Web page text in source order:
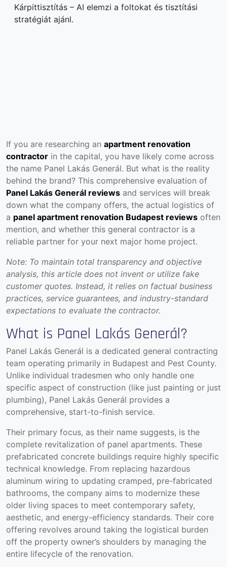
Kárpittisztítás – AI elemzi a foltokat és tisztítási
stratégiát ajánl.
If you are researching an apartment renovation
contractor in the capital, you have likely come across
the name Panel Lakás Generál. But what is the reality
behind the brand? This comprehensive evaluation of
Panel Lakás Generál reviews and services will break
down what the company offers, the actual logistics of
a panel apartment renovation Budapest reviews often
mention, and whether this general contractor is a
reliable partner for your next major home project.
Note: To maintain total transparency and objective
analysis, this article does not invent or utilize fake
customer quotes. Instead, it relies on factual business
practices, service guarantees, and industry-standard
expectations to evaluate the contractor.
What is Panel Lakás Generál?
Panel Lakás Generál is a dedicated general contracting
team operating primarily in Budapest and Pest County.
Unlike individual tradesmen who only handle one
specific aspect of construction (like just painting or just
plumbing), Panel Lakás Generál provides a
comprehensive, start-to-finish service.
Their primary focus, as their name suggests, is the
complete revitalization of panel apartments. These
prefabricated concrete buildings require highly specific
technical knowledge. From replacing hazardous
aluminum wiring to updating cramped, pre-fabricated
bathrooms, the company aims to modernize these
older living spaces to meet contemporary safety,
aesthetic, and energy-efficiency standards. Their core
offering revolves around taking the logistical burden
off the property owner’s shoulders by managing the
entire lifecycle of the renovation.